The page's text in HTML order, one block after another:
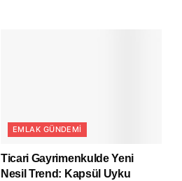
EMLAK GÜNDEMI
Ticari Gayrimenkulde Yeni
Nesil Trend: Kapsül Uyku